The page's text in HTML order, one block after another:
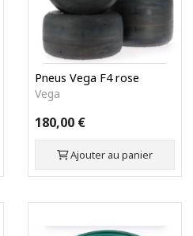
Pneus Vega F4 rose
Vega
180,00 €
Ajouter au panier